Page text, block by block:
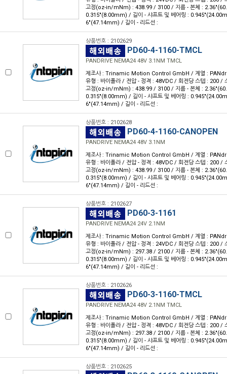
고정(oz-in/mNm) : 438.99 / 3100 / 지름 - 본체 :
0.315"(8.00mm) / 길이 - 샤프트 및 베어링 :
6"(47.14mm) / 길이 - 리드선 :
상품번호 : 2102629
PD60-4-1160-TMCL
PANDRIVE NEMA24 48V 3.1NM TMCL
제조사 : Trinamic Motion Control GmbH / 계열 :
유형 : 바이폴라 / 전압 - 정격 : 48VDC / 회전당 스텝 : 200 /
고정(oz-in/mNm) : 438.99 / 3100 / 지름 - 본체 :
0.315"(8.00mm) / 길이 - 샤프트 및 베어링 :
6"(47.14mm) / 길이 - 리드선 :
상품번호 : 2102628
PD60-4-1160-CANOPEN
PANDRIVE NEMA24 48V 3.1NM
제조사 : Trinamic Motion Control GmbH / 계열 :
유형 : 바이폴라 / 전압 - 정격 : 48VDC / 회전당 스텝 : 200 /
고정(oz-in/mNm) : 438.99 / 3100 / 지름 - 본체 :
0.315"(8.00mm) / 길이 - 샤프트 및 베어링 :
6"(47.14mm) / 길이 - 리드선 :
상품번호 : 2102627
PD60-3-1161
PANDRIVE NEMA24 24V 2.1NM
제조사 : Trinamic Motion Control GmbH / 계열 :
유형 : 바이폴라 / 전압 - 정격 : 24VDC / 회전당 스텝 : 200 /
고정(oz-in/mNm) : 297.38 / 2100 / 지름 - 본체 :
0.315"(8.00mm) / 길이 - 샤프트 및 베어링 :
6"(47.14mm) / 길이 - 리드선 :
상품번호 : 2102626
PD60-3-1160-TMCL
PANDRIVE NEMA24 48V 2.1NM TMCL
제조사 : Trinamic Motion Control GmbH / 계열 :
유형 : 바이폴라 / 전압 - 정격 : 48VDC / 회전당 스텝 : 200 /
고정(oz-in/mNm) : 297.38 / 2100 / 지름 - 본체 :
0.315"(8.00mm) / 길이 - 샤프트 및 베어링 :
6"(47.14mm) / 길이 - 리드선 :
상품번호 : 2102625